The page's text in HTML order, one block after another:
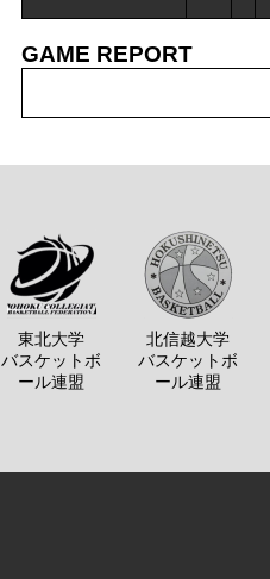
GAME REPORT
東北大学
バスケットボ
ール連盟
北信越大学
バスケットボ
ール連盟